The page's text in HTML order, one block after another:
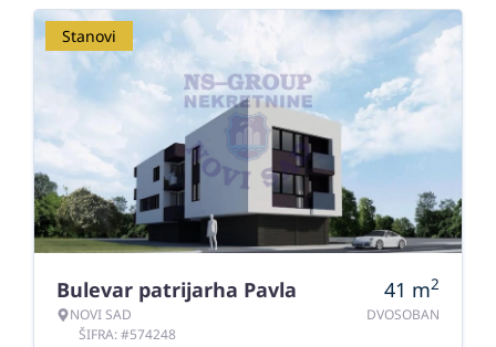
Stanovi
Bulevar patrijarha Pavla
NOVI SAD
ŠIFRA: #574248
41 m2
DVOSOBAN